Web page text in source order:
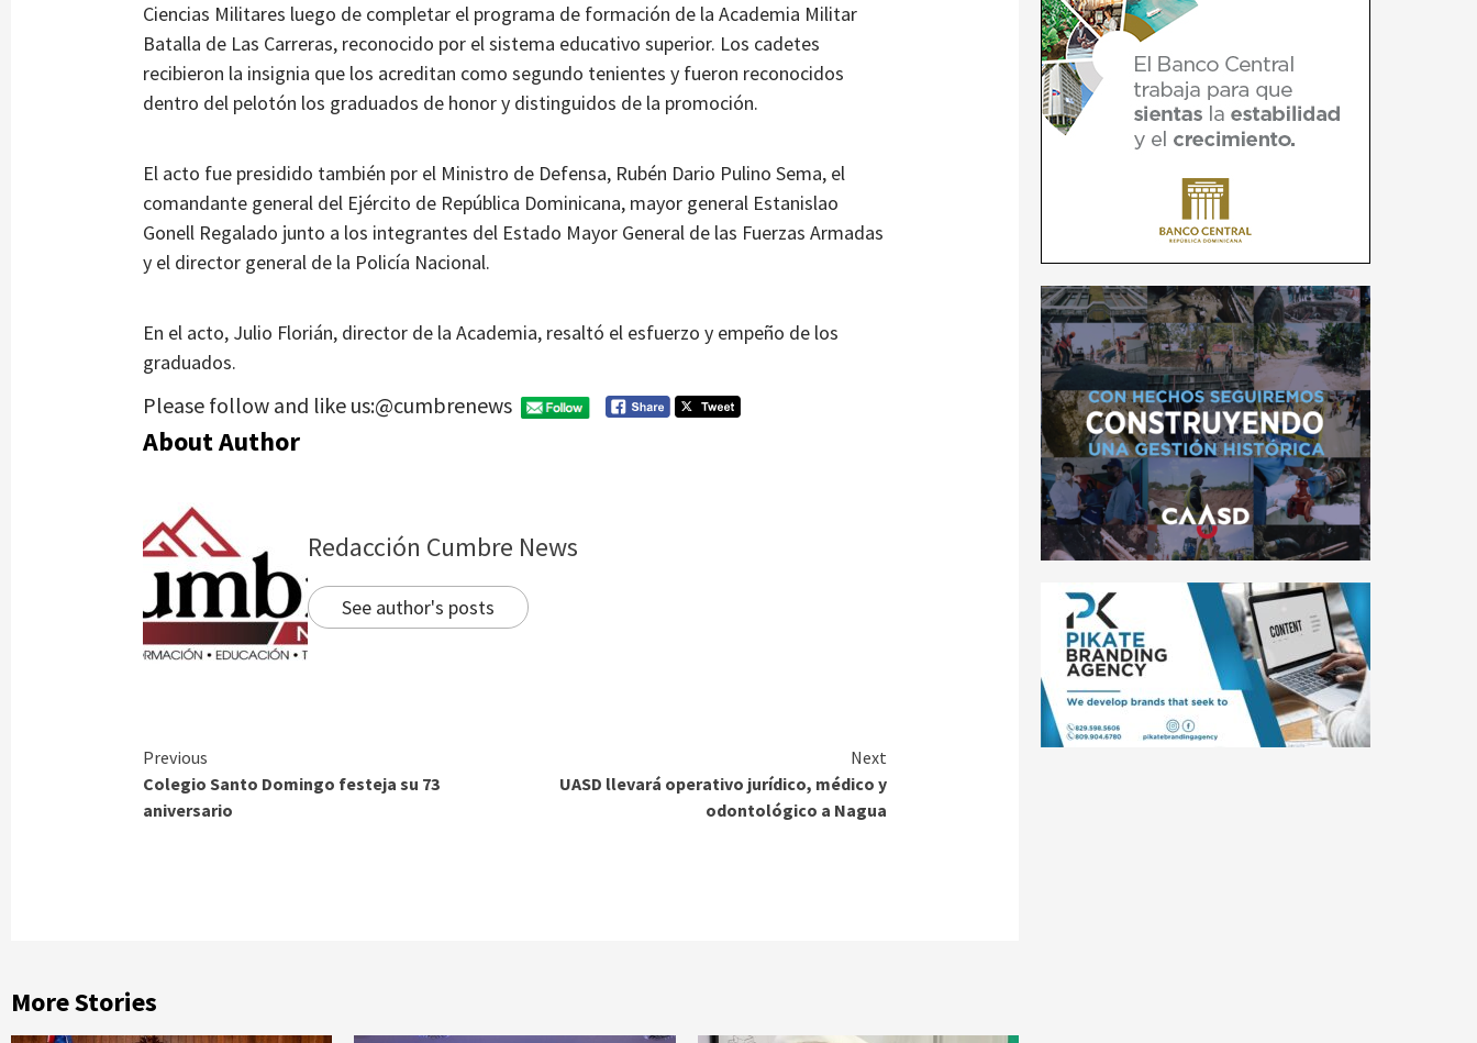
Ciencias Militares luego de completar el programa de formación de la Academia Militar
Batalla de Las Carreras, reconocido por el sistema educativo superior. Los cadetes
recibieron la insignia que los acreditan como segundo tenientes y fueron reconocidos
dentro del pelotón los graduados de honor y distinguidos de la promoción.
El acto fue presidido también por el Ministro de Defensa, Rubén Dario Pulino Sema, el
comandante general del Ejército de República Dominicana, mayor general Estanislao
Gonell Regalado junto a los integrantes del Estado Mayor General de las Fuerzas Armadas
y el director general de la Policía Nacional.
En el acto, Julio Florián, director de la Academia, resaltó el esfuerzo y empeño de los
graduados.
Please follow and like us:@cumbrenews
About Author
Redacción Cumbre News
See author's posts
Continue
Reading
Previous
Colegio Santo Domingo festeja su 73
aniversario
Next
UASD llevará operativo jurídico, médico y
odontológico a Nagua
More Stories